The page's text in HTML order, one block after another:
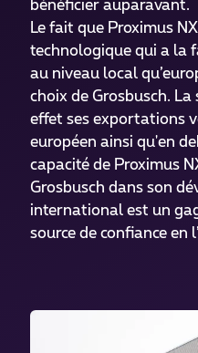
bénéficier auparavant.
Le fait que Proximus
technologique qui a la
au niveau local
choix de Grosbusch.
effet ses exportations
européen ainsi qu'en
capacité de Proximus
Grosbusch dans son
international est un
source de confiance en